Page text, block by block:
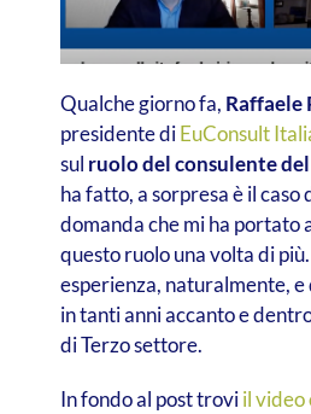
Qualche giorno fa, Raffaele
presidente diEuConsult
sul ruolo del consulente
ha fatto, a sorpresa è il caso
domanda che mi ha portato
questo ruolo una volta di
esperienza, naturalmente,
in tanti anni accanto e
di Terzo settore.
In fondo al post troviil video